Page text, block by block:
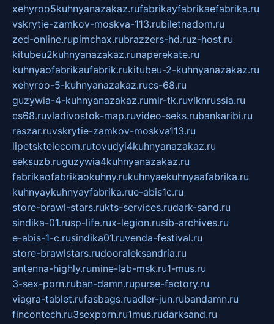
xehyroo5kuhnyanazakaz.rufabrikayfabrikaefabrika.ru
vskrytie-zamkov-moskva-113.rubiletnadom.ru
zed-online.rupimchax.rubrazzers-hd.ruz-host.ru
kitubeu2kuhnyanazakaz.runaperekate.ru
kuhnyaofabrikaufabrik.rukitubeu-2-kuhnyanazakaz.ru
xehyroo-5-kuhnyanazakaz.rucs-68.ru
guzywia-4-kuhnyanazakaz.rumir-tk.ruvlknrussia.ru
cs68.ruvladivostok-map.ruvideo-seks.rubankaribi.ru
raszar.ruvskrytie-zamkov-moskva113.ru
lipetsktelecom.rutovudyi4kuhnyanazakaz.ru
seksuzb.ruguzywia4kuhnyanazakaz.ru
fabrikaofabrikaokuhny.rukuhnyaekuhnyaafabrika.ru
kuhnyaykuhnyayfabrika.rue-abis1c.ru
store-brawl-stars.rukts-services.rudark-sand.ru
sindika-01.rusp-life.rux-legion.rusib-archives.ru
e-abis-1-c.rusindika01.ruvenda-festival.ru
store-brawlstars.rudooraleksandria.ru
antenna-highly.rumine-lab-msk.ru1-mus.ru
3-sex-porn.ruban-damn.rupurse-factory.ru
viagra-tablet.rufasbags.ruadler-jun.rubandamn.ru
fincontech.ru3sexporn.ru1mus.rudarksand.ru